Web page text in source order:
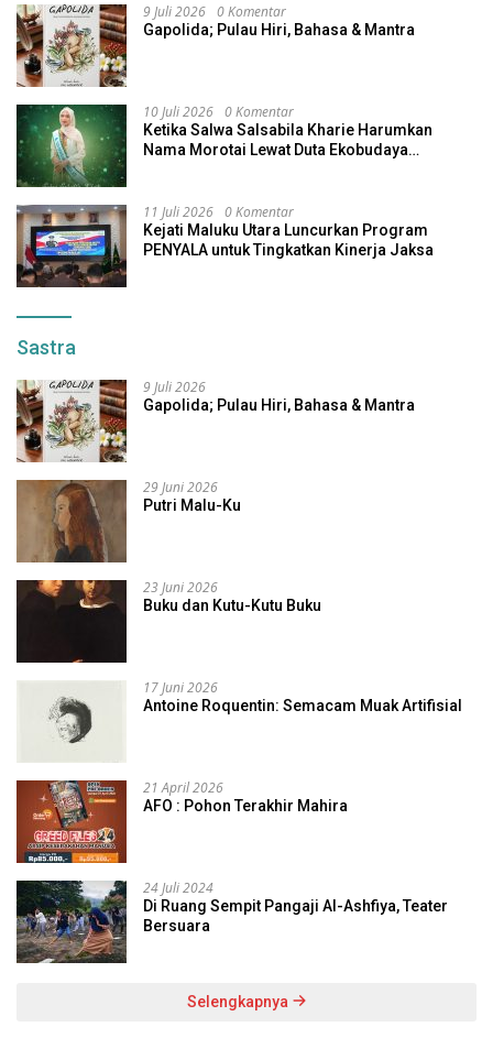
9 Juli 2026 0 Komentar
Gapolida; Pulau Hiri, Bahasa & Mantra
10 Juli 2026 0 Komentar
Ketika Salwa Salsabila Kharie Harumkan
Nama Morotai Lewat Duta Ekobudaya
11 Juli 2026 0 Komentar
Kejati Maluku Utara Luncurkan Program
PENYALA untuk Tingkatkan Kinerja Jaksa
Sastra
9 Juli 2026
Gapolida; Pulau Hiri, Bahasa & Mantra
29 Juni 2026
Putri Malu-Ku
23 Juni 2026
Buku dan Kutu-Kutu Buku
17 Juni 2026
Antoine Roquentin: Semacam Muak Artifisial
21 April 2026
AFO : Pohon Terakhir Mahira
24 Juli 2024
Di Ruang Sempit Pangaji Al-Ashfiya, Teater
Bersuara
Selengkapnya